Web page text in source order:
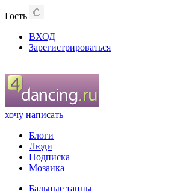
Гость
ВХОД
Зарегистрироваться
хочу написать
Блоги
Люди
Подписка
Мозаика
Бальные танцы